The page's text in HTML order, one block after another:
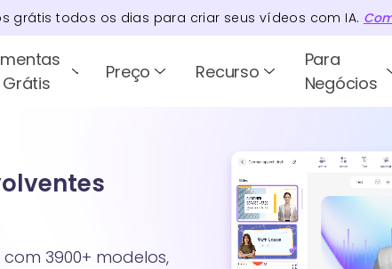
grátis todos os dias para criar seus vídeos com IA.
Grátis
Preço Recurso
Para
Negócios
3900+ modelos,